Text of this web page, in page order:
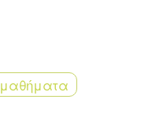
μαθήματα